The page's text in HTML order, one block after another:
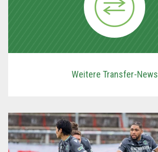
Weitere Transfer-News